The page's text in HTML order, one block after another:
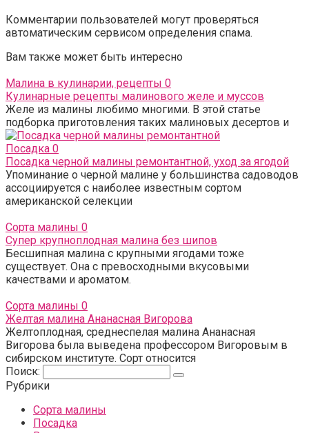
Комментарии пользователей могут проверяться
автоматическим сервисом определения спама.
Вам также может быть интересно
Малина в кулинарии, рецепты 0
Кулинарные рецепты малинового желе и муссов
Желе из малины любимо многими. В этой статье
подборка приготовления таких малиновых десертов и
Посадка 0
Посадка черной малины ремонтантной, уход за ягодой
Упоминание о черной малине у большинства садоводов
ассоциируется с наиболее известным сортом
американской селекции
Сорта малины 0
Супер крупноплодная малина без шипов
Бесшипная малина с крупными ягодами тоже
существует. Она с превосходными вкусовыми
качествами и ароматом.
Сорта малины 0
Желтая малина Ананасная Вигорова
Желтоплодная, среднеспелая малина Ананасная
Вигорова была выведена профессором Вигоровым в
сибирском институте. Сорт относится
Поиск:
Рубрики
Сорта малины
Посадка